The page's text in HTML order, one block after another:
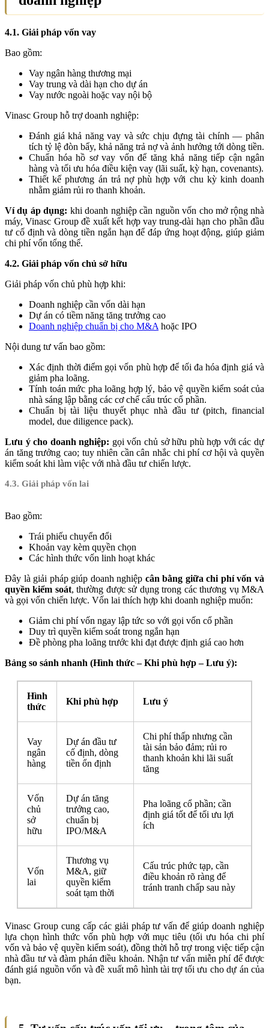
4.1. Giải pháp vốn vay
Bao gồm:
Vay ngân hàng thương mại
Vay trung và dài hạn cho dự án
Vay nước ngoài hoặc vay nội bộ
Vinasc Group hỗ trợ doanh nghiệp:
Đánh giá khả năng vay và sức chịu đựng tài chính — phân
tích tỷ lệ đòn bẩy, khả năng trả nợ và ảnh hưởng tới dòng tiền.
Chuẩn hóa hồ sơ vay vốn để tăng khả năng tiếp cận ngân
hàng và tối ưu hóa điều kiện vay (lãi suất, kỳ hạn, covenants).
Thiết kế phương án trả nợ phù hợp với chu kỳ kinh doanh
nhằm giảm rủi ro thanh khoản.
Ví dụ áp dụng: khi doanh nghiệp cần nguồn vốn cho mở rộng nhà
máy, Vinasc Group đề xuất kết hợp vay trung-dài hạn cho phần đầu
tư cố định và dòng tiền ngắn hạn để đáp ứng hoạt động, giúp giảm
chi phí vốn tổng thể.
4.2. Giải pháp vốn chủ sở hữu
Giải pháp vốn chủ phù hợp khi:
Doanh nghiệp cần vốn dài hạn
Dự án có tiềm năng tăng trưởng cao
Doanh nghiệp chuẩn bị cho M&A hoặc IPO
Nội dung tư vấn bao gồm:
Xác định thời điểm gọi vốn phù hợp để tối đa hóa định giá và
giảm pha loãng.
Tính toán mức pha loãng hợp lý, bảo vệ quyền kiểm soát của
nhà sáng lập bằng các cơ chế cấu trúc cổ phần.
Chuẩn bị tài liệu thuyết phục nhà đầu tư (pitch, financial
model, due diligence pack).
Lưu ý cho doanh nghiệp: gọi vốn chủ sở hữu phù hợp với các dự
án tăng trưởng cao; tuy nhiên cần cân nhắc chi phí cơ hội và quyền
kiểm soát khi làm việc với nhà đầu tư chiến lược.
4.3. Giải pháp vốn lai
Bao gồm:
Trái phiếu chuyển đổi
Khoản vay kèm quyền chọn
Các hình thức vốn linh hoạt khác
Đây là giải pháp giúp doanh nghiệp cân bằng giữa chi phí vốn và
quyền kiểm soát, thường được sử dụng trong các thương vụ M&A
và gọi vốn chiến lược. Vốn lai thích hợp khi doanh nghiệp muốn:
Giảm chi phí vốn ngay lập tức so với gọi vốn cổ phần
Duy trì quyền kiểm soát trong ngắn hạn
Đề phòng pha loãng trước khi đạt được định giá cao hơn
Bảng so sánh nhanh (Hình thức – Khi phù hợp – Lưu ý):
Hình
thức
Khi phù hợp Lưu ý
Vay
ngân
hàng
Dự án đầu tư
cố định, dòng
tiền ổn định
Chi phí thấp nhưng cần
tài sản bảo đảm; rủi ro
thanh khoản khi lãi suất
tăng
Vốn
chủ
sở
hữu
Dự án tăng
trưởng cao,
chuẩn bị
IPO/M&A
Pha loãng cổ phần; cần
định giá tốt để tối ưu lợi
ích
Vốn
lai
Thương vụ
M&A, giữ
quyền kiểm
soát tạm thời
Cấu trúc phức tạp, cần
điều khoản rõ ràng để
tránh tranh chấp sau này
Vinasc Group cung cấp các giải pháp tư vấn để giúp doanh nghiệp
lựa chọn hình thức vốn phù hợp với mục tiêu (tối ưu hóa chi phí
vốn và bảo vệ quyền kiểm soát), đồng thời hỗ trợ trong việc tiếp cận
nhà đầu tư và đàm phán điều khoản. Nhận tư vấn miễn phí để được
đánh giá nguồn vốn và đề xuất mô hình tài trợ tối ưu cho dự án của
bạn.